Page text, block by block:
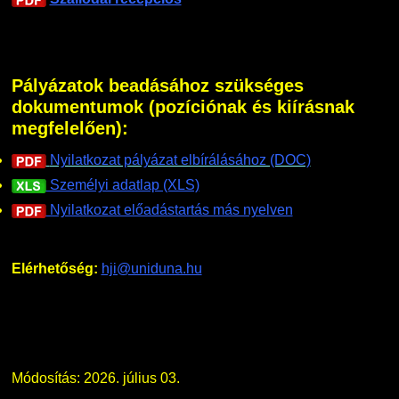
Szolgáltatások
Fordítási Szolgáltatások
GY.I.K.
Kapcsolat
TDK/Tehetségnap
Online Studium
Pályázatok beadásához szükséges
dokumentumok (pozíciónak és kiírásnak
megfelelően):
Nyilatkozat pályázat elbírálásához (DOC)
Személyi adatlap (XLS)
Nyilatkozat előadástartás más nyelven
Elérhetőség: hji@uniduna.hu
Módosítás: 2026. július 03.